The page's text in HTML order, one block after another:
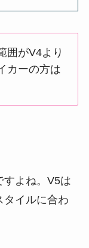
囲がV4より
カーの方は
すよね。V5は
タイルに合わ